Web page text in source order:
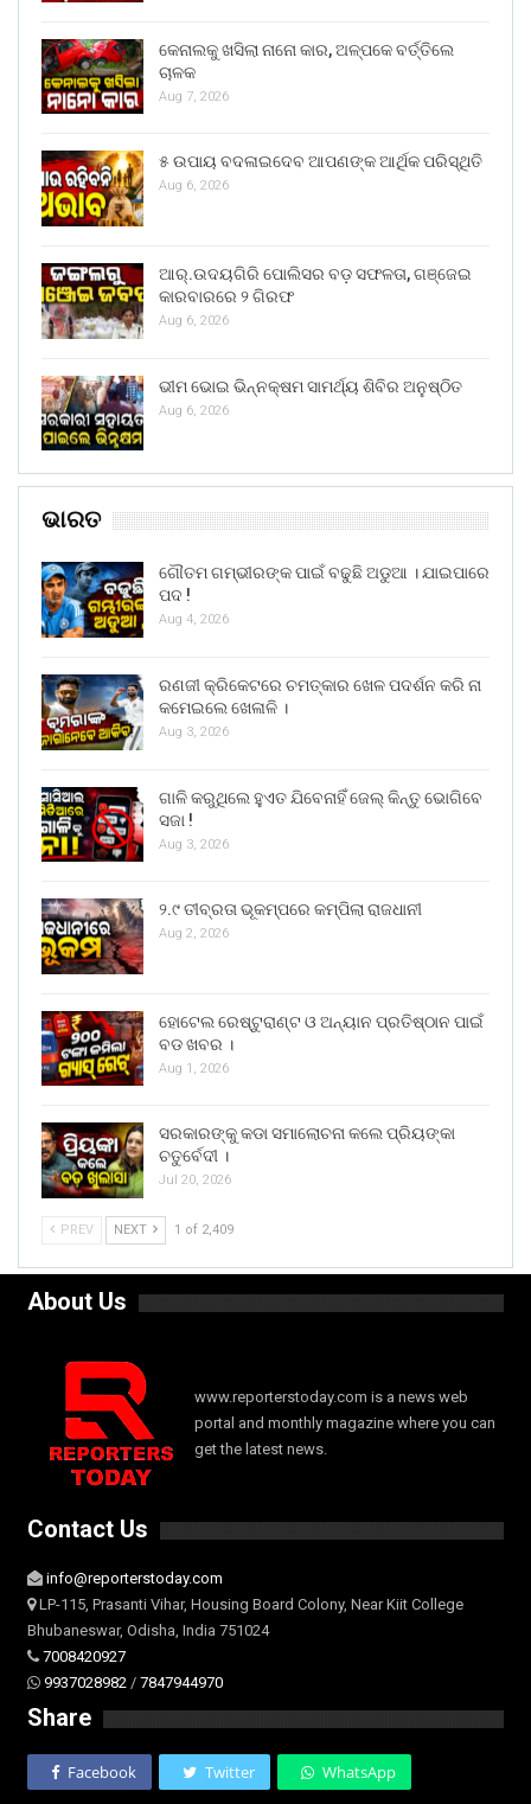
କେନାଲକୁ ଖସିଲା ନାନୋ କାର, ଅଳ୍ପକେ ବର୍ତ୍ତିଲେ
ଚାଳକ
Aug 7, 2026
୫ ଉପାୟ ବଦଳାଇଦେବ ଆପଣଙ୍କ ଆର୍ଥିକ ପରିସ୍ଥିତି
Aug 6, 2026
ଆର୍.ଉଦୟଗିରି ପୋଲିସର ବଡ଼ ସଫଳତା, ଗଞ୍ଜେଇ
କାରବାରରେ ୨ ଗିରଫ
Aug 6, 2026
ଭୀମ ଭୋଇ ଭିନ୍ନକ୍ଷମ ସାମର୍ଥ୍ୟ ଶିବିର ଅନୁଷ୍ଠିତ
Aug 6, 2026
ଭାରତ
ଗୌତମ ଗମ୍ଭୀରଙ୍କ ପାଇଁ ବଢୁଛି ଅଡୁଆ । ଯାଇପାରେ
ପଦ !
Aug 4, 2026
ରଣଜୀ କ୍ରିକେଟରେ ଚମତ୍କାର ଖେଳ ପଦର୍ଶନ କରି ନା
କମେଇଲେ ଖେଳାଳି ।
Aug 3, 2026
ଗାଳି କରୁଥିଲେ ହୁଏତ ଯିବେନାହିଁ ଜେଲ୍ କିନ୍ତୁ ଭୋଗିବେ
ସଜା !
Aug 3, 2026
୨.୯ ତୀବ୍ରତା ଭୂକମ୍ପରେ କମ୍ପିଲା ରାଜଧାନୀ
Aug 2, 2026
ହୋଟେଲ ରେଷ୍ଟୁରାଣ୍ଟ ଓ ଅନ୍ୟାନ ପ୍ରତିଷ୍ଠାନ ପାଇଁ
ବଡ ଖବର ।
Aug 1, 2026
ସରକାରଙ୍କୁ କଡା ସମାଲୋଚନା କଲେ ପ୍ରିୟଙ୍କା
ଚତୁର୍ବେଦୀ ।
Jul 20, 2026
PREV NEXT 1 of 2,409
About Us
www.reporterstoday.com is a news web
portal and monthly magazine where you can
get the latest news.
Contact Us
info@reporterstoday.com
LP-115, Prasanti Vihar, Housing Board Colony, Near Kiit College
Bhubaneswar, Odisha, India 751024
7008420927
9937028982 / 7847944970
Share
Facebook Twitter WhatsApp